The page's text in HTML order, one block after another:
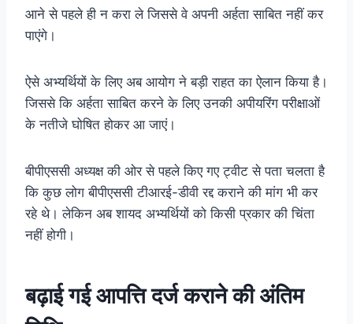
आने से पहले ही न करा ले जिससे वे अपनी अर्हता साबित नहीं कर
पाएंगे।
ऐसे अभ्यर्थियों के लिए अब आयोग ने बड़ी राहत का ऐलान किया है।
जिससे कि अर्हता साबित करने के लिए उनकी अपीयरिंग परीक्षाओं
के नतीजे घोषित होकर आ जाएं।
बीपीएससी अध्यक्ष की ओर से पहले किए गए ट्वीट से पता चलता है
कि कुछ लोग बीपीएससी टीआरई-डीवी रद्द कराने की मांग भी कर
रहे थे। लेकिन अब शायद अभ्यर्थियों को किसी प्रकार की चिंता
नहीं होगी।
बढ़ाई गई आपत्ति दर्ज कराने की अंतिम